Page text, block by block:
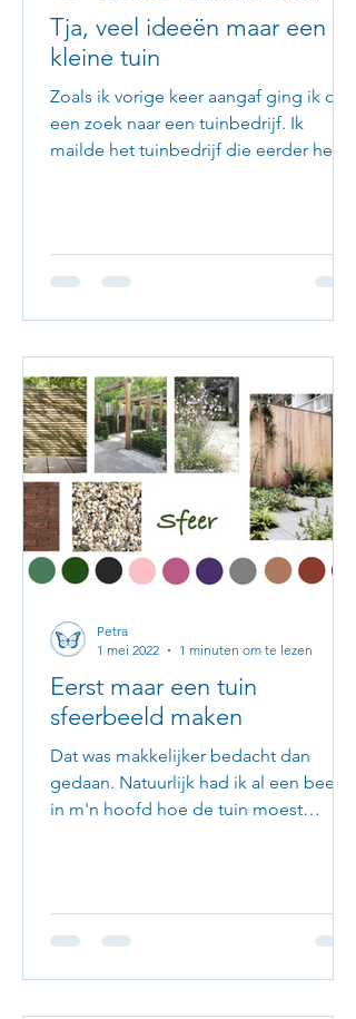
Tja, veel ideeën maar een
kleine tuin
Zoals ik vorige keer aangaf ging ik op
een zoek naar een tuinbedrijf. Ik
mailde het tuinbedrijf die eerder het
Eerst maar een tuin
sfeerbeeld maken
Dat was makkelijker bedacht dan
gedaan. Natuurlijk had ik al een beetje
in m'n hoofd hoe de tuin moest
Petra
1 mei 2022
1 minuten om te lezen